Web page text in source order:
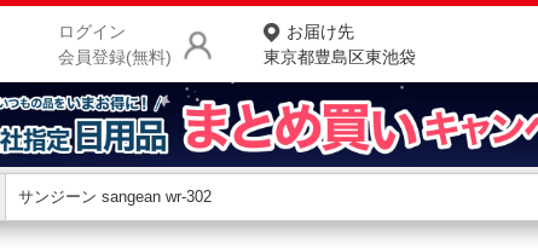
ログイン
会員登録(無料)
お届け先
東京都豊島区東池袋